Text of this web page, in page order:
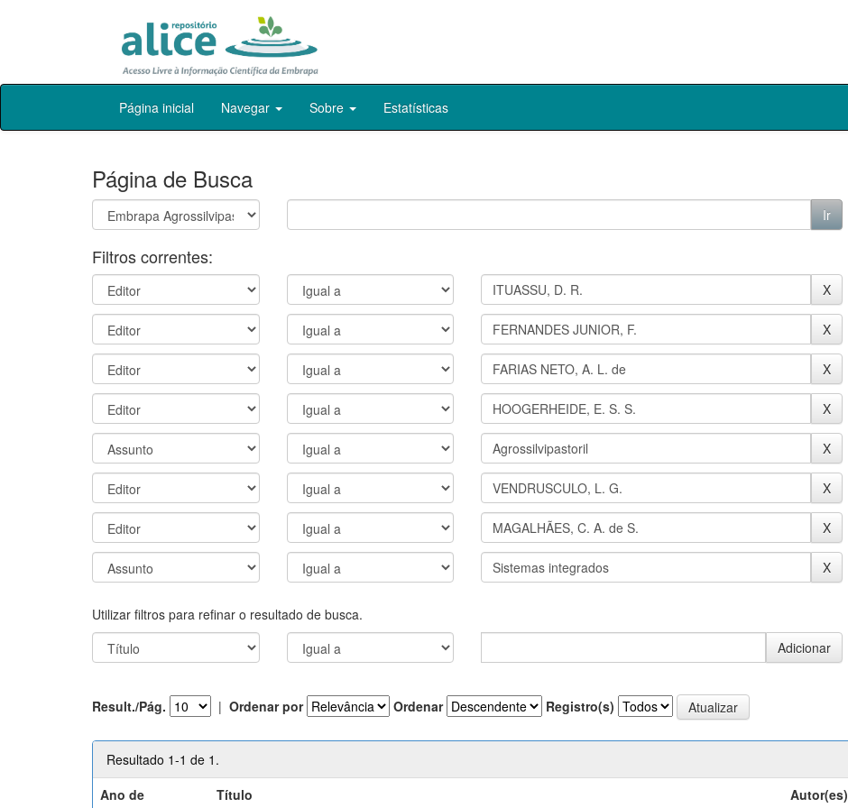
Skip
Página inicial Navegar Sobre Estatísticas
Página de Busca
Filtros correntes:
Utilizar filtros para refinar o resultado de busca.
Result./Pág. | Ordenar por Ordenar Registro(s)
Resultado 1-1 de 1.
Ano de
Título Autor(es)